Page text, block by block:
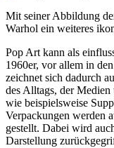
Mit seiner Abbildung
Warhol ein weiteres
Pop Art kann als
1960er, vor allem in
zeichnet sich dadurch
des Alltags, der
wie beispielsweise
Verpackungen werden
gestellt. Dabei wird
Darstellung